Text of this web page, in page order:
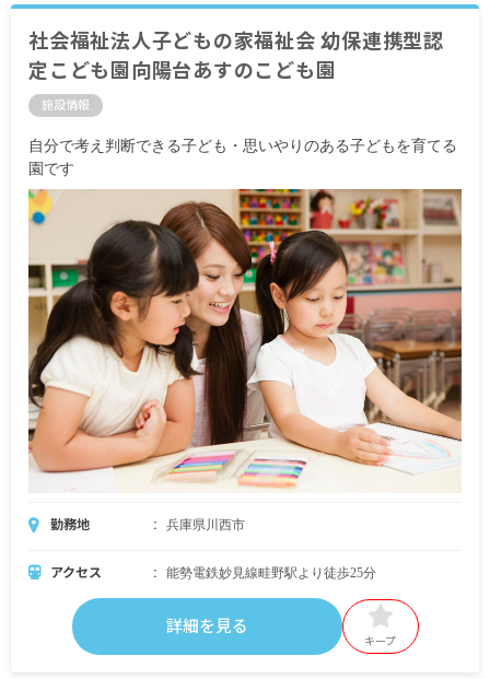
社会福祉法人子どもの家福祉会 幼保連携型認
定こども園向陽台あすのこども園
施設情報
自分で考え判断できる子ども・思いやりのある子どもを育てる
園です
勤務地 兵庫県川西市
アクセス 能勢電鉄妙見線畦野駅より徒歩25分
詳細を見る
キープ